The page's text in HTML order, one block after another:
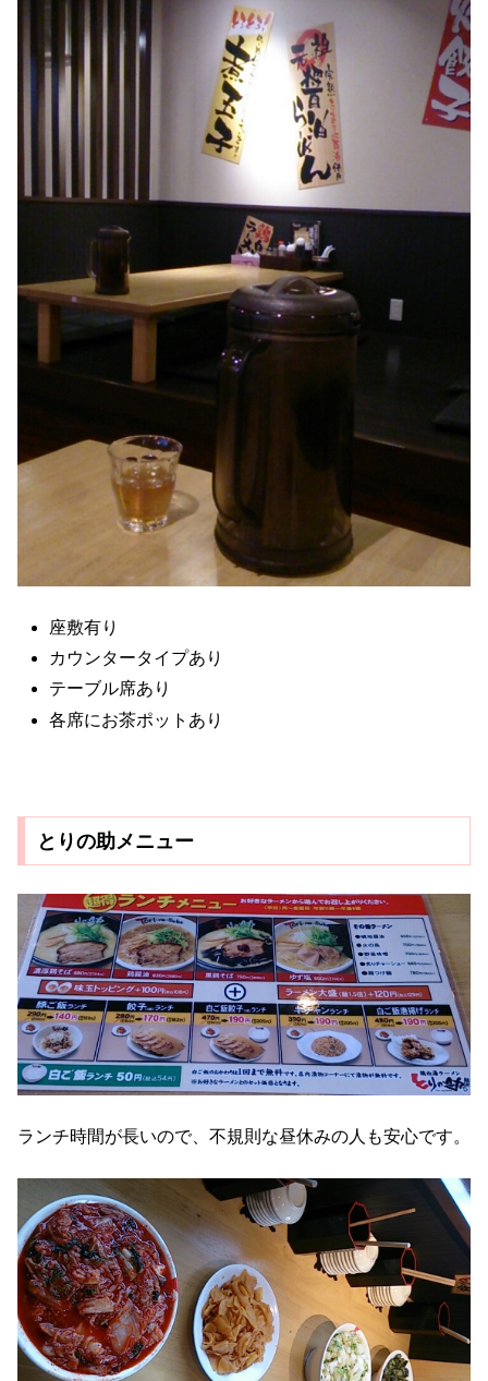
座敷有り
カウンタータイプあり
テーブル席あり
各席にお茶ポットあり
とりの助メニュー
ランチ時間が長いので、不規則な昼休みの人も安心です。